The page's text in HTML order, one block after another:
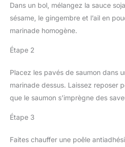
Dans un bol, mélangez la sauce
sésame, le gingembre et l’ail en
marinade homogène.
Étape 2
Placez les pavés de saumon dans
marinade dessus. Laissez reposer
que le saumon s’imprègne des
Étape 3
Faites chauffer une poêle